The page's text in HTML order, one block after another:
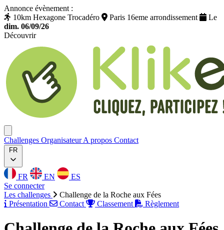
Annonce évènement :
10km Hexagone Trocadéro
Paris 16eme arrondissement
Le
dim. 06/09/26
Découvrir
Challenges OrganisateurA propos Contact
FR
FR EN
ES
Se connecter
Les challenges
Challenge de la Roche aux Fées
Présentation
Contact Classement Règlement